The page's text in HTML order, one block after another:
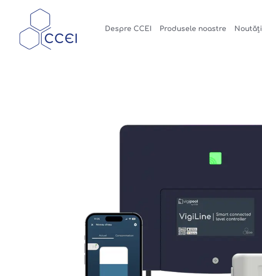
Despre CCEI Produsele noastre Noutăți